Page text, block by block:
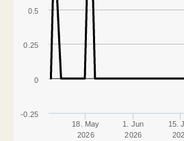
18. May
2026
1. Jun
2026
15.
0
-0.25
0.25
0.5